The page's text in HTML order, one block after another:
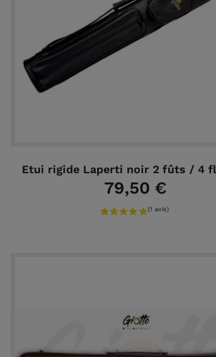
Etui rigide Laperti noir 2 fûts / 4
79,50 €